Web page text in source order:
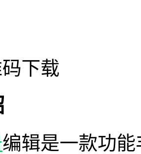
下载
编辑是一款功